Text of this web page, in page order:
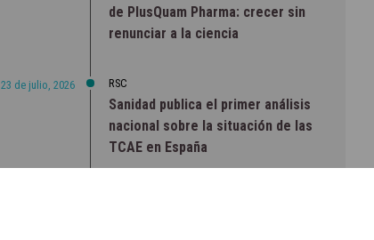
de PlusQuam Pharma: crecer sin
renunciar a la ciencia
23 de julio, 2026 RSC
Sanidad publica el primer análisis
nacional sobre la situación de las
TCAE en España